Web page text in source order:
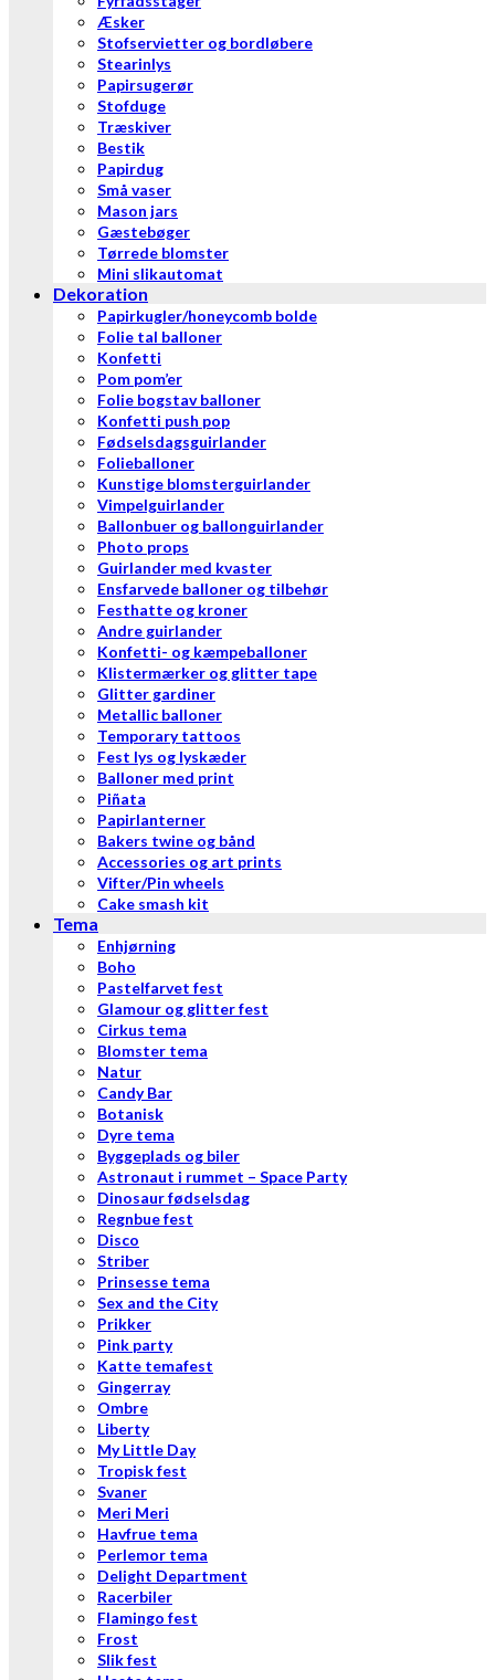
Æsker
Stofservietter og bordløbere
Stearinlys
Papirsugerør
Stofduge
Træskiver
Bestik
Papirdug
Små vaser
Mason jars
Gæstebøger
Tørrede blomster
Mini slikautomat
Dekoration
Papirkugler/honeycomb bolde
Folie tal balloner
Konfetti
Pom pom’er
Folie bogstav balloner
Konfetti push pop
Fødselsdagsguirlander
Folieballoner
Kunstige blomsterguirlander
Vimpelguirlander
Ballonbuer og ballonguirlander
Photo props
Guirlander med kvaster
Ensfarvede balloner og tilbehør
Festhatte og kroner
Andre guirlander
Konfetti- og kæmpeballoner
Klistermærker og glitter tape
Glitter gardiner
Metallic balloner
Temporary tattoos
Fest lys og lyskæder
Balloner med print
Piñata
Papirlanterner
Bakers twine og bånd
Accessories og art prints
Vifter/Pin wheels
Cake smash kit
Tema
Enhjørning
Boho
Pastelfarvet fest
Glamour og glitter fest
Cirkus tema
Blomster tema
Natur
Candy Bar
Botanisk
Dyre tema
Byggeplads og biler
Astronaut i rummet – Space Party
Dinosaur fødselsdag
Regnbue fest
Disco
Striber
Prinsesse tema
Sex and the City
Prikker
Pink party
Katte temafest
Gingerray
Ombre
Liberty
My Little Day
Tropisk fest
Svaner
Meri Meri
Havfrue tema
Perlemor tema
Delight Department
Racerbiler
Flamingo fest
Frost
Slik fest